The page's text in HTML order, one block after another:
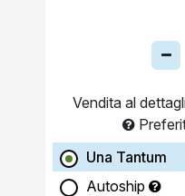
Vendita al
Una Tantum
Autoship